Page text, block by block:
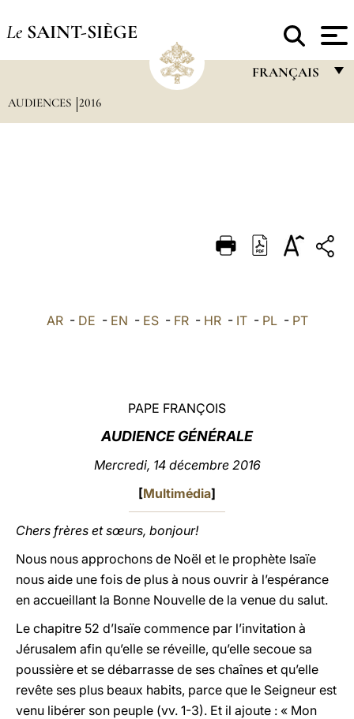
Le SAINT-SIÈGE
FRANÇAIS
DEUTSCH
العربيّة
AUDIENCES 2016
AR- DE - EN - ES- FR- HR- IT- PL- PT
PAPE FRANÇOIS
AUDIENCE GÉNÉRALE
Mercredi, 14 décembre 2016
[Multimédia]
Chers frères et sœurs, bonjour!
Nous nous approchons de Noël et le prophète Isaïe
nous aide une fois de plus à nous ouvrir à l’espérance
en accueillant la Bonne Nouvelle de la venue du salut.
Le chapitre 52 d’Isaïe commence par l’invitation à
Jérusalem afin qu’elle se réveille, qu’elle secoue sa
poussière et se débarrasse de ses chaînes et qu’elle
revête ses plus beaux habits, parce que le Seigneur est
venu libérer son peuple (vv. 1-3). Et il ajoute : « Mon